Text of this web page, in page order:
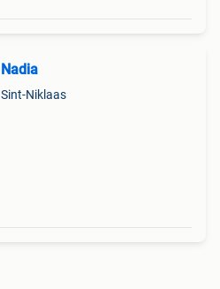
Nadia
Sint-Niklaas